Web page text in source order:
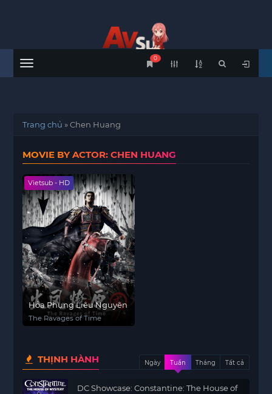
Menu
0
Trang chủ »Chen Huang
MOVIE BY ACTOR: CHEN HUANG
Vietsub - HD
Hỏa Phụng Liêu Nguyên
The Ravages of Time
THỊNH HÀNH Ngày Tuần Tháng Tất cả
DC Showcase: Constantine: The House of